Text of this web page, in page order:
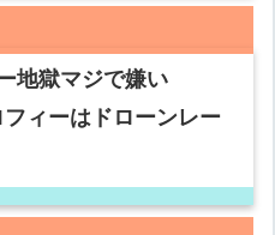
地獄マジで嫌い
ィーはドローンレー